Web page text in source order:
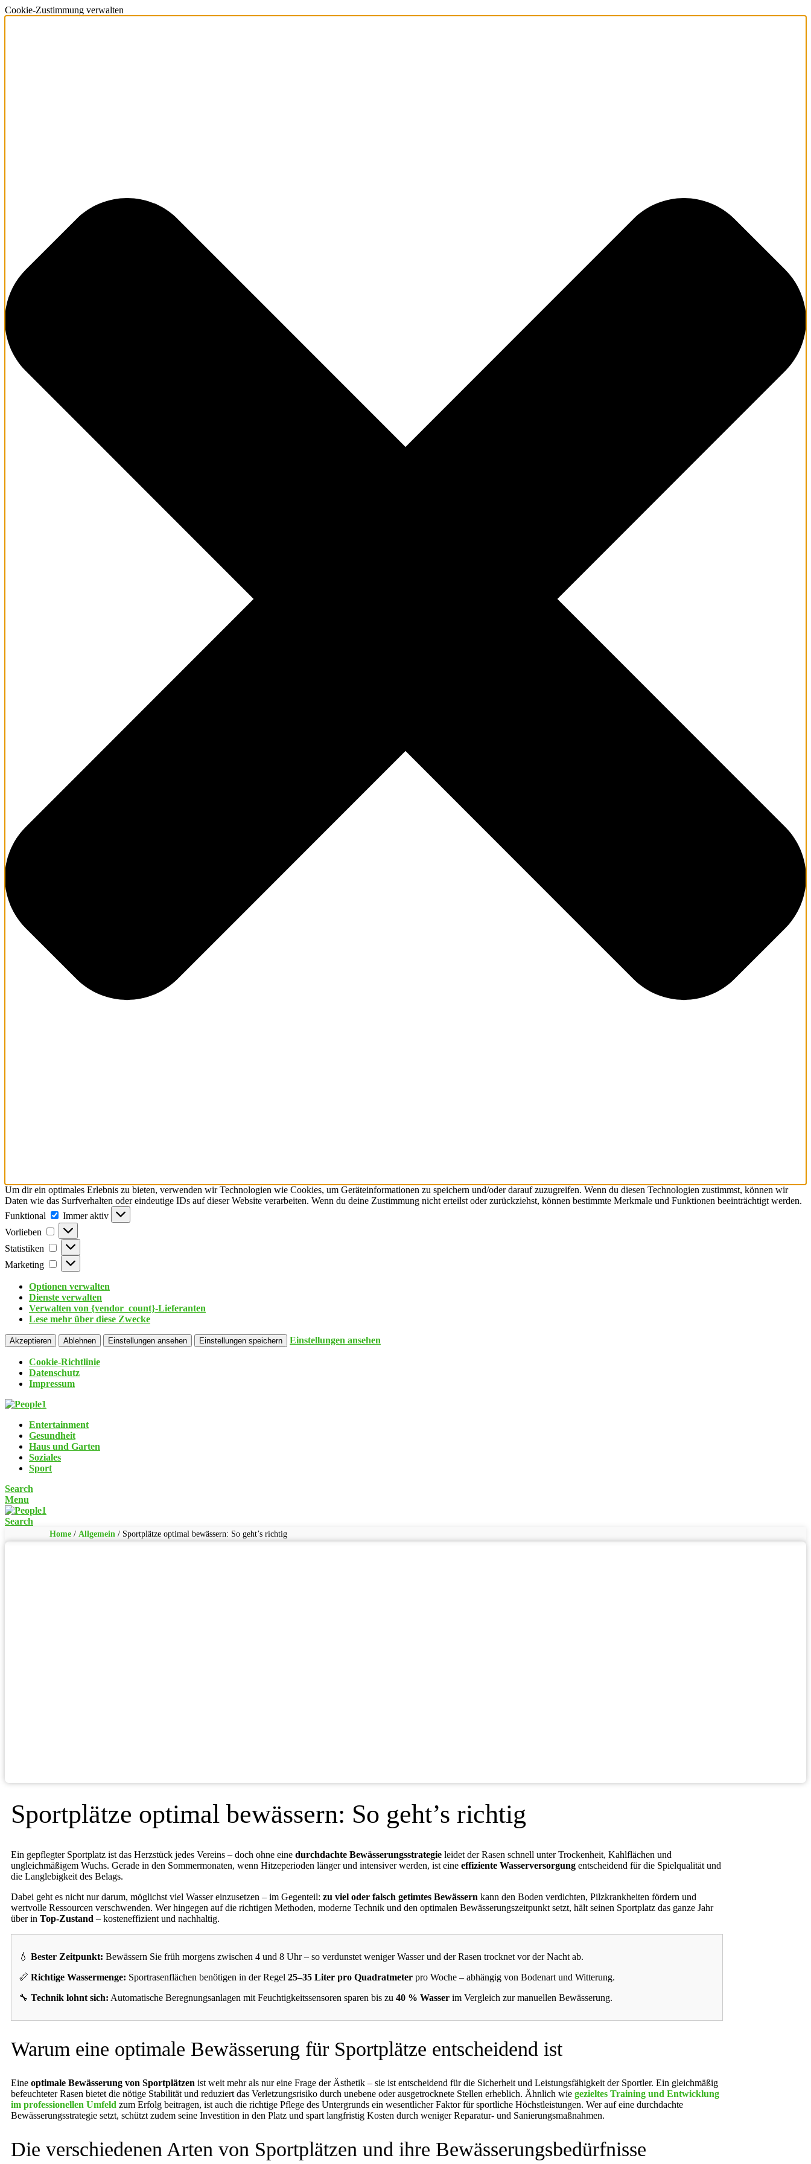
Cookie-Zustimmung verwalten
Um dir ein optimales Erlebnis zu bieten, verwenden wir Technologien wie Cookies, um Geräteinformationen zu speichern und/oder darauf zuzugreifen. Wenn du diesen Technologien zustimmst, können wir
Daten wie das Surfverhalten oder eindeutige IDs auf dieser Website verarbeiten. Wenn du deine Zustimmung nicht erteilst oder zurückziehst, können bestimmte Merkmale und Funktionen beeinträchtigt werden.
Funktional
Immer aktiv
Vorlieben
Statistiken
Marketing
Optionen verwalten
Dienste verwalten
Verwalten von {vendor_count}-Lieferanten
Lese mehr über diese Zwecke
Akzeptieren Ablehnen Einstellungen ansehen Einstellungen speichern Einstellungen ansehen
Cookie-Richtlinie
Datenschutz
Impressum
Entertainment
Gesundheit
Haus und Garten
Soziales
Sport
Search
Menu
Search
Home / Allgemein / Sportplätze optimal bewässern: So geht’s richtig
Sportplätze optimal bewässern: So geht’s richtig
Ein gepflegter Sportplatz ist das Herzstück jedes Vereins – doch ohne eine durchdachte Bewässerungsstrategie leidet der Rasen schnell unter Trockenheit, Kahlflächen und
ungleichmäßigem Wuchs. Gerade in den Sommermonaten, wenn Hitzeperioden länger und intensiver werden, ist eine effiziente Wasserversorgung entscheidend für die Spielqualität und
die Langlebigkeit des Belags.
Dabei geht es nicht nur darum, möglichst viel Wasser einzusetzen – im Gegenteil: zu viel oder falsch getimtes Bewässern kann den Boden verdichten, Pilzkrankheiten fördern und
wertvolle Ressourcen verschwenden. Wer hingegen auf die richtigen Methoden, moderne Technik und den optimalen Bewässerungszeitpunkt setzt, hält seinen Sportplatz das ganze Jahr
über in Top-Zustand – kosteneffizient und nachhaltig.
💧 Bester Zeitpunkt: Bewässern Sie früh morgens zwischen 4 und 8 Uhr – so verdunstet weniger Wasser und der Rasen trocknet vor der Nacht ab.
📏 Richtige Wassermenge: Sportrasenflächen benötigen in der Regel 25–35 Liter pro Quadratmeter pro Woche – abhängig von Bodenart und Witterung.
🔧 Technik lohnt sich: Automatische Beregnungsanlagen mit Feuchtigkeitssensoren sparen bis zu 40 % Wasser im Vergleich zur manuellen Bewässerung.
Warum eine optimale Bewässerung für Sportplätze entscheidend ist
Eine optimale Bewässerung von Sportplätzen ist weit mehr als nur eine Frage der Ästhetik – sie ist entscheidend für die Sicherheit und Leistungsfähigkeit der Sportler. Ein gleichmäßig
befeuchteter Rasen bietet die nötige Stabilität und reduziert das Verletzungsrisiko durch unebene oder ausgetrocknete Stellen erheblich. Ähnlich wie gezieltes Training und Entwicklung
im professionellen Umfeld zum Erfolg beitragen, ist auch die richtige Pflege des Untergrunds ein wesentlicher Faktor für sportliche Höchstleistungen. Wer auf eine durchdachte
Bewässerungsstrategie setzt, schützt zudem seine Investition in den Platz und spart langfristig Kosten durch weniger Reparatur- und Sanierungsmaßnahmen.
Die verschiedenen Arten von Sportplätzen und ihre Bewässerungsbedürfnisse